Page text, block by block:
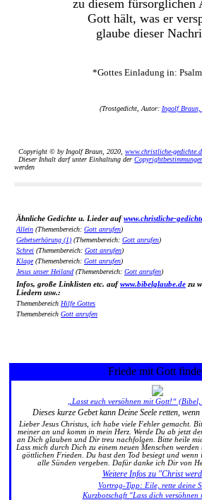
zu diesem fürsorglichen
Gott hält, was er
glaube dieser
*Gottes Einladung in:
(Trostgedicht, Autor: Ingolf Braun,
Copyright © by Ingolf Braun, 2020, www.christliche-
Dieser Inhalt darf unter Einhaltung der
werden
Ähnliche Gedichte u. Lieder aufwww.christliche-
Allein (Themenbereich: Gott anrufen)
Gebetserhörung (1) (Themenbereich: Gott anrufen)
Schrei (Themenbereich: Gott anrufen)
Klage(Themenbereich: Gott anrufen)
Jesus unser Heiland (Themenbereich: Gott anrufen)
Infos, große Linklisten etc. aufwww.bibelglaube.de zu
Liedern usw.:
Themenbereich Hilfe Gottes
Themenbereich Gott anrufen
Friede mit Gott
„Lasst euch versöhnen mit Gott!“
Dieses kurze Gebet kann Deine Seele retten,
Lieber Jesus Christus, ich habe viele Fehler gemacht.
meiner an und komm in mein Herz. Werde Du ab jetzt
an Dich glauben und Dir treu nachfolgen. Bitte heile
Lass mich durch Dich zu einem neuen Menschen
göttlichen Frieden. Du hast den Tod besiegt und
alle Sünden vergeben. Dafür danke ich Dir von
Weitere Infos zu "Christ
Vortrag-Tipp: Eile, rette deine
Kurzbotschaft "Lass dich versöhnen